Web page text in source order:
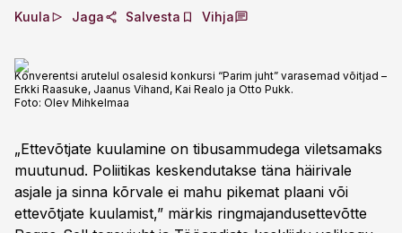
Kuula Jaga Salvesta Vihja
Konverentsi arutelul osalesid konkursi “Parim juht” varasemad võitjad –
Erkki Raasuke, Jaanus Vihand, Kai Realo ja Otto Pukk.
Foto: Olev Mihkelmaa
„Ettevõtjate kuulamine on tibusammudega viletsamaks
muutunud. Poliitikas keskendutakse täna häirivale
asjale ja sinna kõrvale ei mahu pikemat plaani või
ettevõtjate kuulamist,” märkis ringmajandusettevõtte